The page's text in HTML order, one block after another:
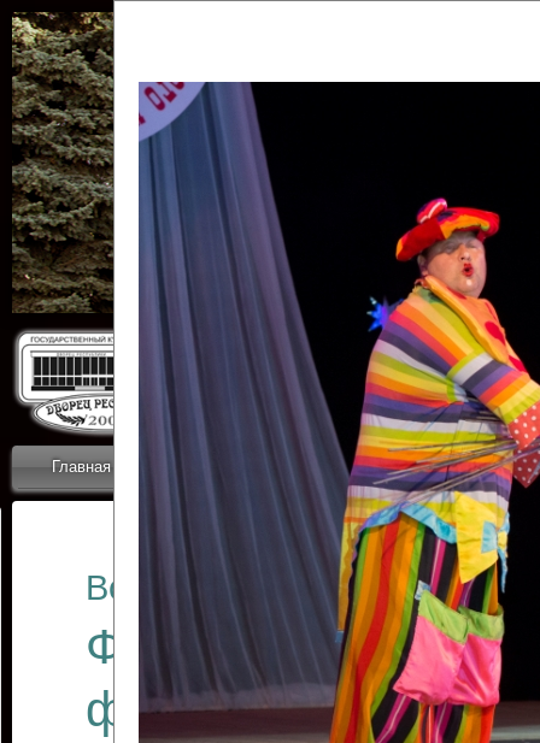
Главная Коллективы Новости
ОТЧЕТЫ ГКЦ
Все отчеты
Финал
фестиваля